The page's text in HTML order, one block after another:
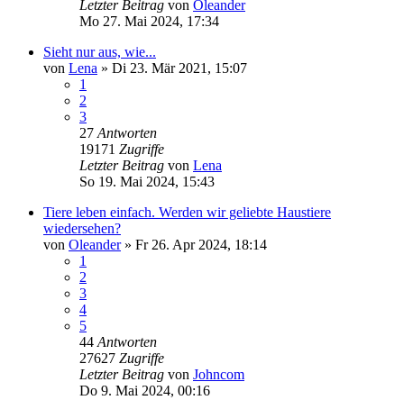
Letzter Beitrag von Oleander
Mo 27. Mai 2024, 17:34
Sieht nur aus, wie...
von Lena » Di 23. Mär 2021, 15:07
1
2
3
27 Antworten
19171 Zugriffe
Letzter Beitrag von Lena
So 19. Mai 2024, 15:43
Tiere leben einfach. Werden wir geliebte Haustiere
wiedersehen?
von Oleander» Fr 26. Apr 2024, 18:14
1
2
3
4
5
44 Antworten
27627 Zugriffe
Letzter Beitrag von Johncom
Do 9. Mai 2024, 00:16